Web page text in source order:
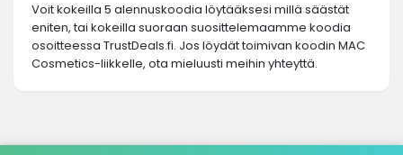
Voit kokeilla 5 alennuskoodia löytääksesi millä säästät
eniten, tai kokeilla suoraan suosittelemaamme koodia
osoitteessa TrustDeals.fi. Jos löydät toimivan koodin MAC
Cosmetics-liikkelle, ota mieluusti meihin yhteyttä.